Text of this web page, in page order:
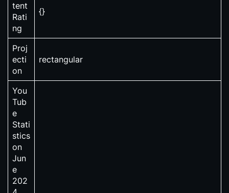
tent
Rati
ng
{}
Proj
ecti
on
rectangular
You
Tub
e
Stati
stics
on
Jun
e
202